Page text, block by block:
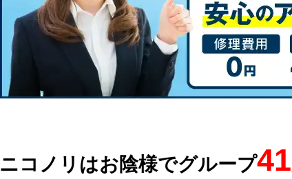
ニコノリはお陰様でグループ41